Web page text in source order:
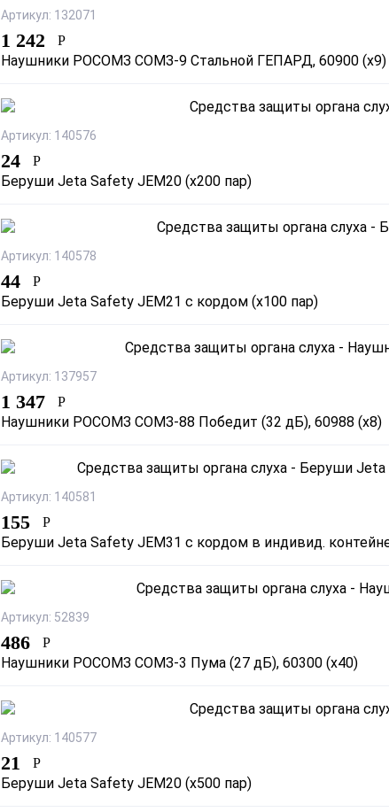
Артикул: 132071
1 242 Р
Наушники РОСОМЗ СОМЗ-9 Стальной ГЕПАРД, 60900 (х9)
Артикул: 140576
24 Р
Беруши Jeta Safety JEM20 (х200 пар)
Артикул: 140578
44 Р
Беруши Jeta Safety JEM21 с кордом (х100 пар)
Артикул: 137957
1 347 Р
Наушники РОСОМЗ СОМЗ-88 Победит (32 дБ), 60988 (х8)
Артикул: 140581
155 Р
Беруши Jeta Safety JEM31 с кордом в индивид.
Артикул: 52839
486 Р
Наушники РОСОМЗ СОМЗ-3 Пума (27 дБ), 60300 (х40)
Артикул: 140577
21 Р
Беруши Jeta Safety JEM20 (х500 пар)